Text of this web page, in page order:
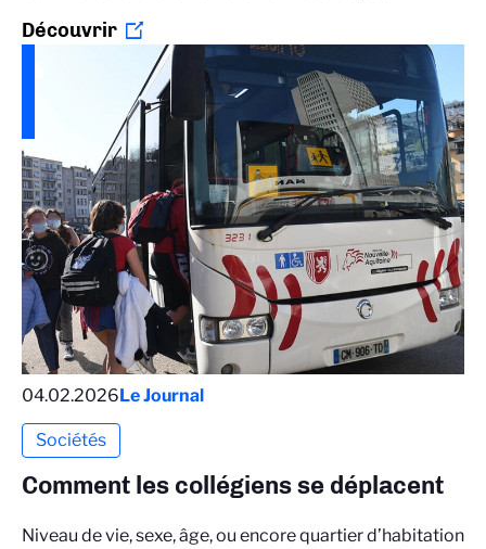
Découvrir
04.02.2026Le Journal
Sociétés
Comment les collégiens se déplacent
Niveau de vie, sexe, âge, ou encore quartier d’habitation